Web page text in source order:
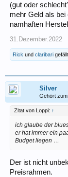
(gut oder
mehr Geld als
namhaften
31.Dezember.2022
Rick und claribari
Silver
Gehört
Zitat von Loppi: ↑
ich glaube der
er hat immer ein
Budget liegen …
Der ist nicht
Preisrahmen.